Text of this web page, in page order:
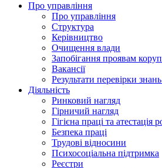
Про управління
Про управління
Структура
Керівництво
Очищення влади
Запобігання проявам
Вакансії
Результати перевірки
Діяльність
Ринковий нагляд
Гірничий нагляд
Гігієна праці та атестація
Безпека праці
Трудові відносини
Психосоціальна підтримка
Реєстри